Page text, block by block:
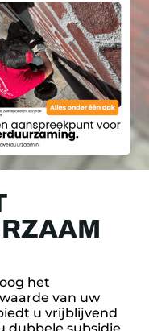
het
van uw
u vrijblijvend